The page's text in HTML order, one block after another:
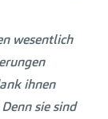
wesentlich
ihnen
sie sind